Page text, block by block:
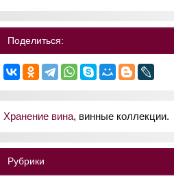
Поделиться:
Хранение вина, винные коллекции.
Рубрики